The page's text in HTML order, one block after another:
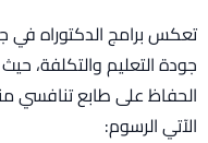
تعكس برامج الدكتوراه في
جودة التعليم والتكلفة،
الحفاظ على طابع تنافسي
الآتي الرسوم: